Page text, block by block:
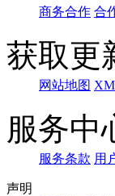
商务合作 合
获取更
网站地图
服务中
服务条款 用
声明